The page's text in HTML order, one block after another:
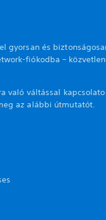
gyorsan és
fiókodba –
való váltással
az alábbi útmutatót.